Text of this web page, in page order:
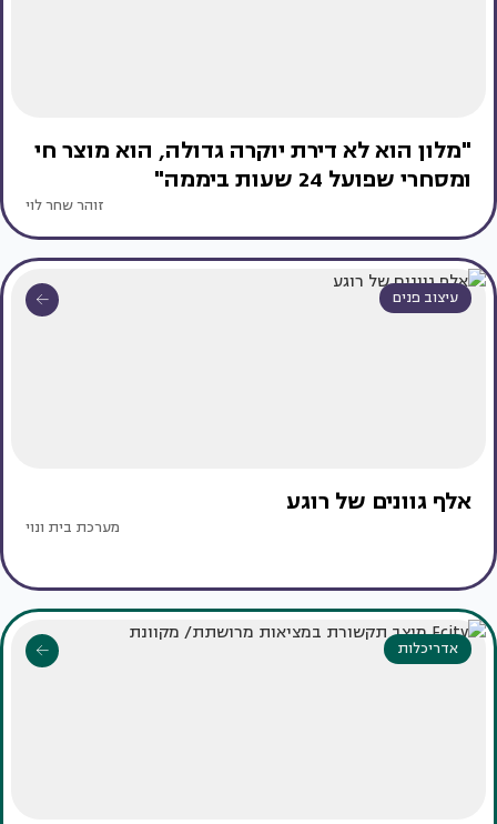
"מלון הוא לא דירת יוקרה גדולה, הוא מוצר חי
ומסחרי שפועל 24 שעות ביממה"
זוהר שחר לוי
עיצוב פנים
אלף גוונים של רוגע
מערכת בית ונוי
אדריכלות